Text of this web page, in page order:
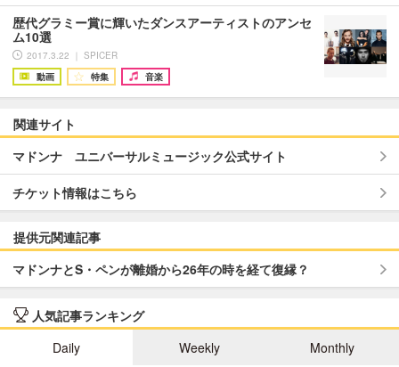
歴代グラミー賞に輝いたダンスアーティストのアンセ
ム10選
2017.3.22 ｜ SPICER
動画
特集 音楽
関連サイト
マドンナ ユニバーサルミュージック公式サイト
チケット情報はこちら
提供元関連記事
マドンナとS・ペンが離婚から26年の時を経て復縁？
人気記事ランキング
Daily
Weekly Monthly